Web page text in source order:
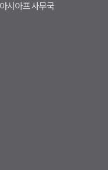
시아프 사무국